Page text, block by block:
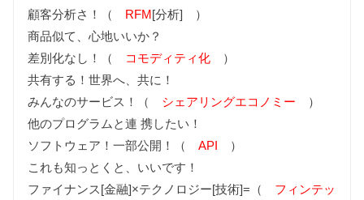
顧客分析さ！（ RFM[分析] ）
商品似て、心地いいか？
差別化なし！（
コモディティ化 ）
共有する！世界へ、共に！
みんなのサービス！（ シェアリングエコノミー ）
他のプログラムと連 携したい！
ソフトウェア！一部公開！（API ）
これも知っとくと、いいです！
ファイナンス[金融]×テクノロジー[技術]=（ フィンテッ